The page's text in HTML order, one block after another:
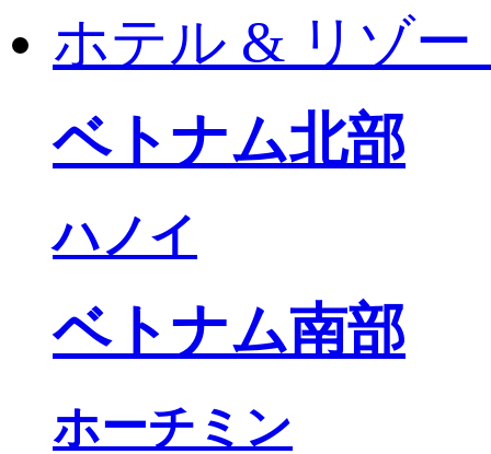
ホテル & リゾー
ベトナム北部
ハノイ
ベトナム南部
ホーチミン